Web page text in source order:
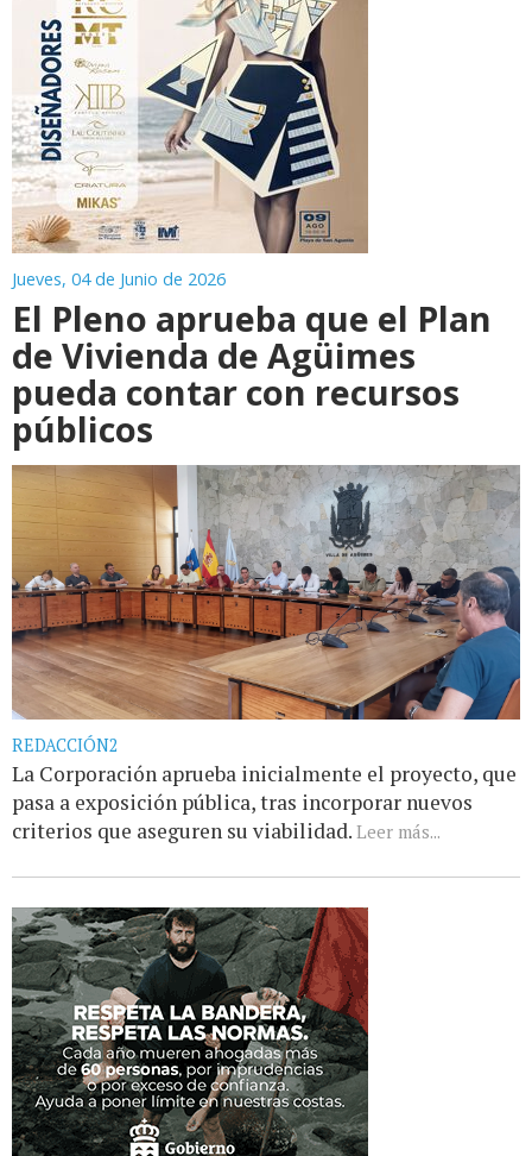
Jueves, 04 de Junio de 2026
El Pleno aprueba que el Plan
de Vivienda de Agüimes
pueda contar con recursos
públicos
REDACCIÓN2
La Corporación aprueba inicialmente el proyecto, que
pasa a exposición pública, tras incorporar nuevos
criterios que aseguren su viabilidad. Leer más...